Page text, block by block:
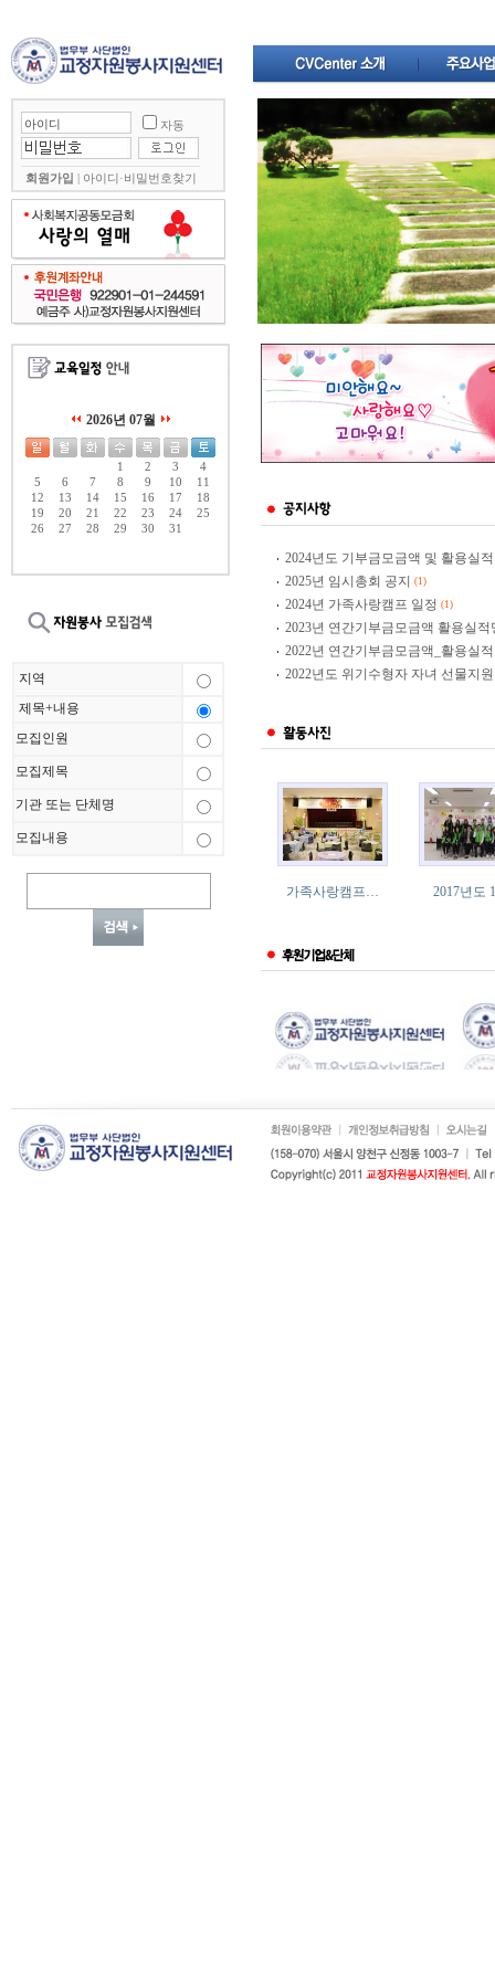
자동
회원가입 아이디·비밀번호찾기
2026년 07월
1 2 3
4
5
6 7 8 9 10
11
12
13 14 15 16 17
18
19
20 21 22 23 24
25
26
27 28 29 30 31
지역
제목+내용
모집인원
모집제목
기관 또는 단체명
모집내용
2024년도 기부금모금액 및 활용실적
2025년 임시총회 공지
(1)
2024년 가족사랑캠프 일정 (1)
2023년 연간기부금모금액 활용실적
2022년 연간기부금모금액_활용실
2022년도 위기수형자 자녀 선물지원
가족사랑캠프… 2017년도